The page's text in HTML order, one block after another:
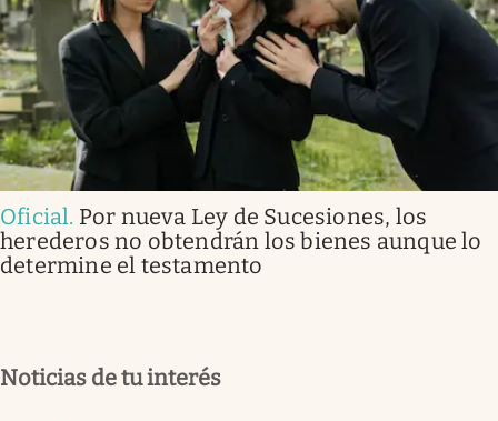
Oficial. Por nueva Ley de Sucesiones, los
herederos no obtendrán los bienes aunque lo
determine el testamento
Noticias de tu interés